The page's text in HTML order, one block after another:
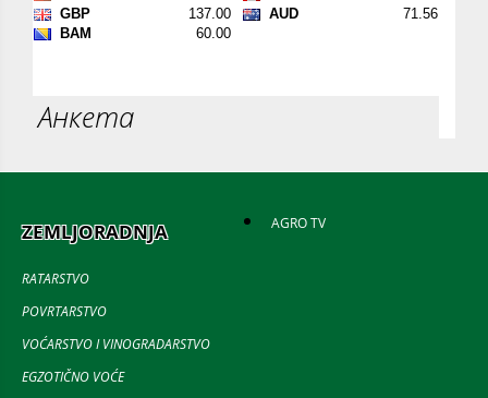
Анкета
ZEMLJORADNJA
RATARSTVO
POVRTARSTVO
VOĆARSTVO I VINOGRADARSTVO
EGZOTIČNO VOĆE
AGRO TV